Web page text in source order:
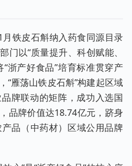
铁皮石斛纳入药食同源目录
门以“质量提升、科创赋能、
“浙产好食品”培育标准贯穿产
“雁荡山铁皮石斛”构建起区域
牌联动的矩阵，成功入选国
品牌价值达18.74亿元，跻身
品（中药材）区域公用品牌